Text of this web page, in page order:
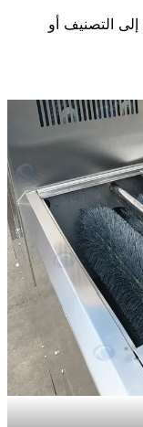
التصنيف أو